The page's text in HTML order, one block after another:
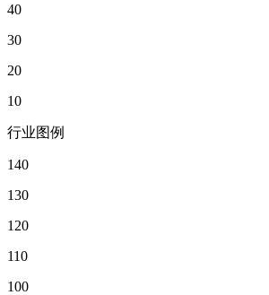
40
30
20
10
行业图例
140
130
120
110
100